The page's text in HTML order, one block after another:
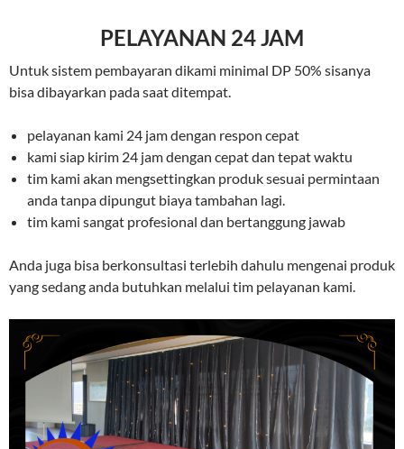
PELAYANAN 24 JAM
Untuk sistem pembayaran dikami minimal DP 50% sisanya
bisa dibayarkan pada saat ditempat.
pelayanan kami 24 jam dengan respon cepat
kami siap kirim 24 jam dengan cepat dan tepat waktu
tim kami akan mengsettingkan produk sesuai permintaan
anda tanpa dipungut biaya tambahan lagi.
tim kami sangat profesional dan bertanggung jawab
Anda juga bisa berkonsultasi terlebih dahulu mengenai produk
yang sedang anda butuhkan melalui tim pelayanan kami.